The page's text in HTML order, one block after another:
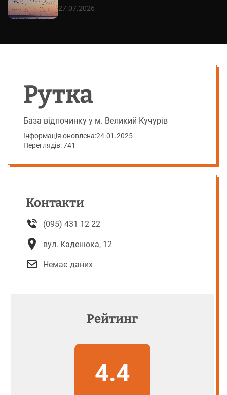
27.07.2026
Рутка
База відпочинку у м. Великий Кучурів
Інформація оновлена:24.01.2025
Переглядів: 741
Контакти
(095) 431 12 22
вул. Каденюка, 12
Немає даних
Рейтинг
4.4